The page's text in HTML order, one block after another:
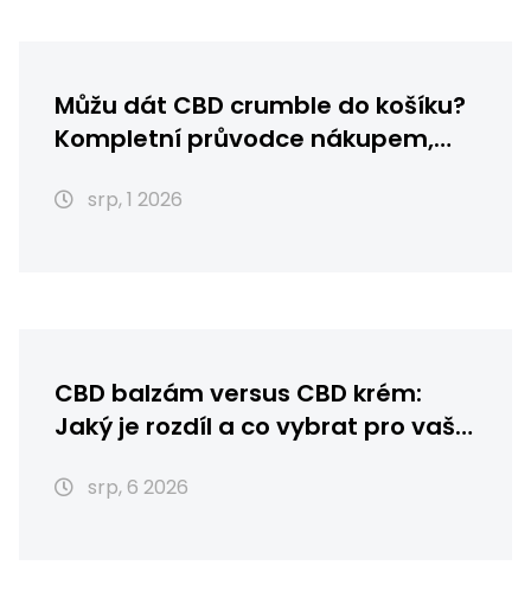
Můžu dát CBD crumble do košíku?
Kompletní průvodce nákupem,
srp, 1 2026
CBD balzám versus CBD krém:
Jaký je rozdíl a co vybrat pro vaši
srp, 6 2026